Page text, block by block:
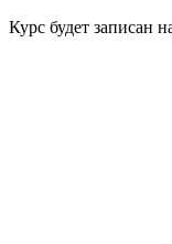
Курс будет записан